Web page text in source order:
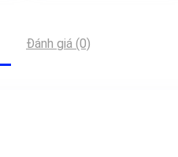
Đánh giá (0)